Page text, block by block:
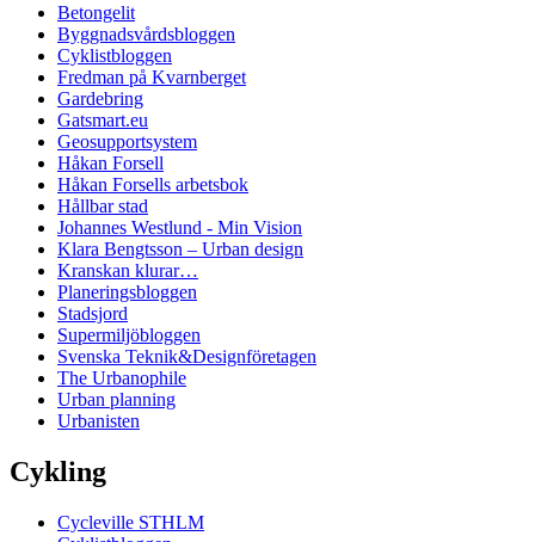
Betongelit
Byggnadsvårdsbloggen
Cyklistbloggen
Fredman på Kvarnberget
Gardebring
Gatsmart.eu
Geosupportsystem
Håkan Forsell
Håkan Forsells arbetsbok
Hållbar stad
Johannes Westlund - Min Vision
Klara Bengtsson – Urban design
Kranskan klurar…
Planeringsbloggen
Stadsjord
Supermiljöbloggen
Svenska Teknik&Designföretagen
The Urbanophile
Urban planning
Urbanisten
Cykling
Cycleville STHLM